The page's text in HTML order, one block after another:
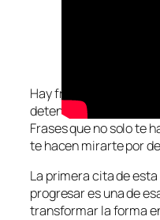
Hay frases que,
detenerte.
Frases que no solo te
te hacen mirarte por
La primera cita de
progresares una de
transformar la forma